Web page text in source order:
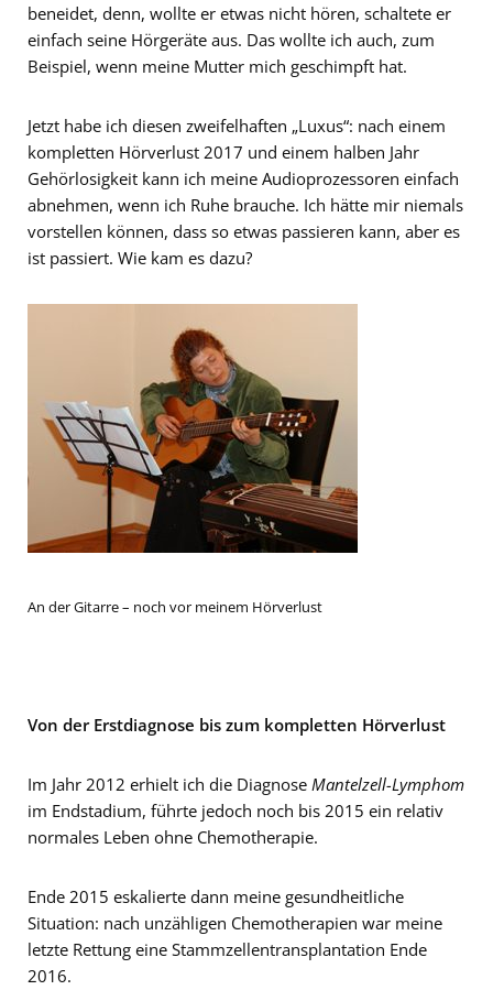
beneidet, denn, wollte er etwas nicht hören, schaltete er
einfach seine Hörgeräte aus. Das wollte ich auch, zum
Beispiel, wenn meine Mutter mich geschimpft hat.
Jetzt habe ich diesen zweifelhaften „Luxus“: nach einem
kompletten Hörverlust 2017 und einem halben Jahr
Gehörlosigkeit kann ich meine Audioprozessoren einfach
abnehmen, wenn ich Ruhe brauche. Ich hätte mir niemals
vorstellen können, dass so etwas passieren kann, aber es
ist passiert. Wie kam es dazu?
An der Gitarre – noch vor meinem Hörverlust
Von der Erstdiagnose bis zum kompletten Hörverlust
Im Jahr 2012 erhielt ich die Diagnose Mantelzell-Lymphom
im Endstadium, führte jedoch noch bis 2015 ein relativ
normales Leben ohne Chemotherapie.
Ende 2015 eskalierte dann meine gesundheitliche
Situation: nach unzähligen Chemotherapien war meine
letzte Rettung eine Stammzellentransplantation Ende
2016.